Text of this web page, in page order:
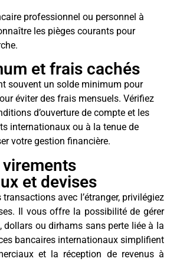
professionnel ou personnel à
les pièges courants pour
et frais cachés
souvent un solde minimum pour
éviter des frais mensuels. Vérifiez
d’ouverture de compte et les
internationaux ou à la tenue de
votre gestion financière.
et devises
avec l’étranger, privilégiez
Il vous offre la possibilité de gérer
dollars ou dirhams sans perte liée à la
bancaires internationaux simplifient
et la réception de revenus à